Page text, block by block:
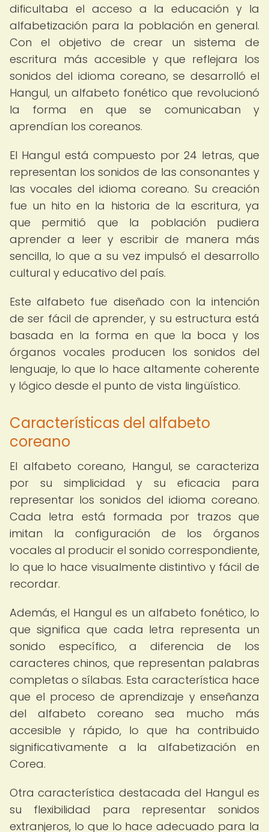
dificultaba el acceso a la educación y la
alfabetización para la población en general.
Con el objetivo de crear un sistema de
escritura más accesible y que reflejara los
sonidos del idioma coreano, se desarrolló el
Hangul, un alfabeto fonético que revolucionó
la forma en que se comunicaban y
aprendían los coreanos.
El Hangul está compuesto por 24 letras, que
representan los sonidos de las consonantes y
las vocales del idioma coreano. Su creación
fue un hito en la historia de la escritura, ya
que permitió que la población pudiera
aprender a leer y escribir de manera más
sencilla, lo que a su vez impulsó el desarrollo
cultural y educativo del país.
Este alfabeto fue diseñado con la intención
de ser fácil de aprender, y su estructura está
basada en la forma en que la boca y los
órganos vocales producen los sonidos del
lenguaje, lo que lo hace altamente coherente
y lógico desde el punto de vista lingüístico.
Características del alfabeto
coreano
El alfabeto coreano, Hangul, se caracteriza
por su simplicidad y su eficacia para
representar los sonidos del idioma coreano.
Cada letra está formada por trazos que
imitan la configuración de los órganos
vocales al producir el sonido correspondiente,
lo que lo hace visualmente distintivo y fácil de
recordar.
Además, el Hangul es un alfabeto fonético, lo
que significa que cada letra representa un
sonido específico, a diferencia de los
caracteres chinos, que representan palabras
completas o sílabas. Esta característica hace
que el proceso de aprendizaje y enseñanza
del alfabeto coreano sea mucho más
accesible y rápido, lo que ha contribuido
significativamente a la alfabetización en
Corea.
Otra característica destacada del Hangul es
su flexibilidad para representar sonidos
extranjeros, lo que lo hace adecuado para la